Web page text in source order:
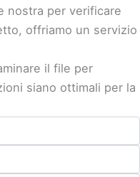
nostra per verificare
offriamo un servizio
il file per
siano ottimali per la